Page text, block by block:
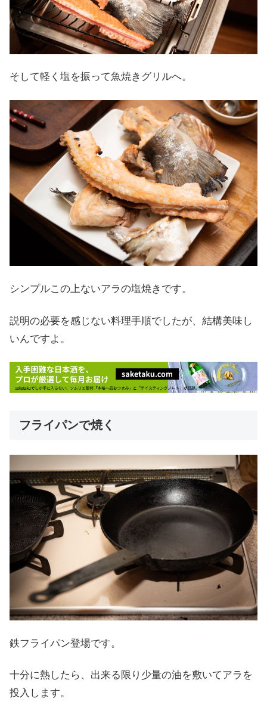
そして軽く塩を振って魚焼きグリルへ。
シンプルこの上ないアラの塩焼きです。
説明の必要を感じない料理手順でしたが、結構美味し
いんですよ。
フライパンで焼く
鉄フライパン登場です。
十分に熱したら、出来る限り少量の油を敷いてアラを
投入します。